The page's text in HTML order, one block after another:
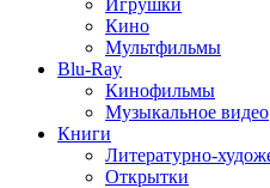
Игрушки
Кино
Мультфильмы
Blu-Ray
Кинофильмы
Музыкальное видео
Книги
Литературно-
Открытки